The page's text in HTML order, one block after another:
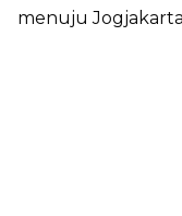
menuju